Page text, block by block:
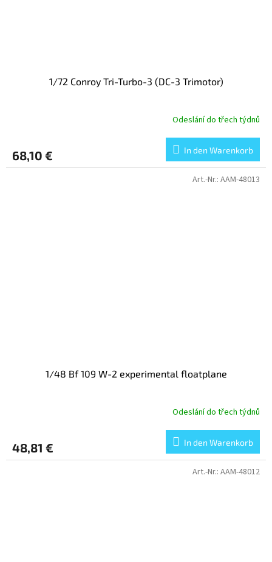
1/72 Conroy Tri-Turbo-3 (DC-3 Trimotor)
Odeslání do třech týdnů
68,10 € In den Warenkorb
1/48 Bf 109 W-2 experimental floatplane
Odeslání do třech týdnů
48,81 € In den Warenkorb
Art.-Nr.: AAM-48013
Art.-Nr.: AAM-48012